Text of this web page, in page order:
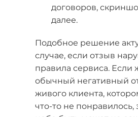
договоров,
далее.
Подобное решение
случае, если отзыв
правила сервиса. Если
обычный негативный
живого клиента,
что-то не понравилось,